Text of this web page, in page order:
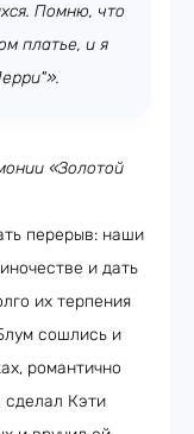
Помню, что
платье, и я
«Золотой
перерыв: наши
и дать
их терпения
сошлись и
романтично
сделал Кэти